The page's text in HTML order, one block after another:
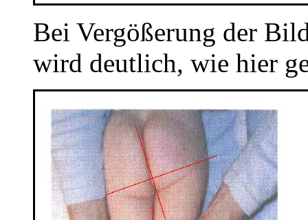
Bei Vergößerung der
wird deutlich, wie hier